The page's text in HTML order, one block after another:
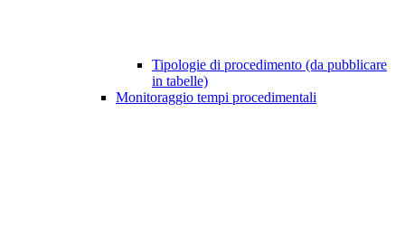
Tipologie di procedimento (da pubblicare
in tabelle)
Monitoraggio tempi procedimentali